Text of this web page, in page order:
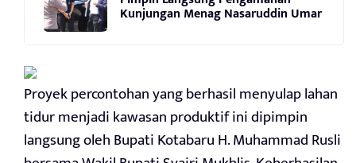
Kunjungan Menag Nasaruddin Umar
Proyek percontohan yang berhasil menyulap lahan
tidur menjadi kawasan produktif ini dipimpin
langsung oleh Bupati Kotabaru H. Muhammad Rusli